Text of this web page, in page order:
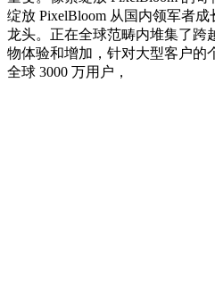
绽放 PixelBloom 从国内领军者
龙头。正在全球范畴内堆集了跨
物体验和增加，针对大型客户的
全球 3000 万用户，